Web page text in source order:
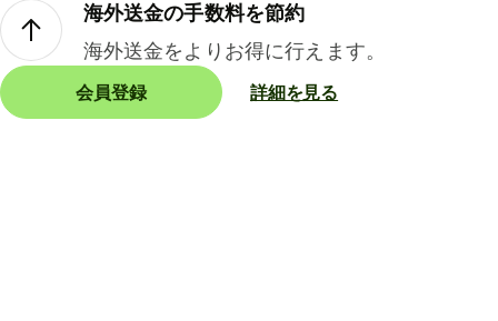
海外送金の手数料を節約
海外送金をよりお得に行えます。
会員登録 詳細を見る